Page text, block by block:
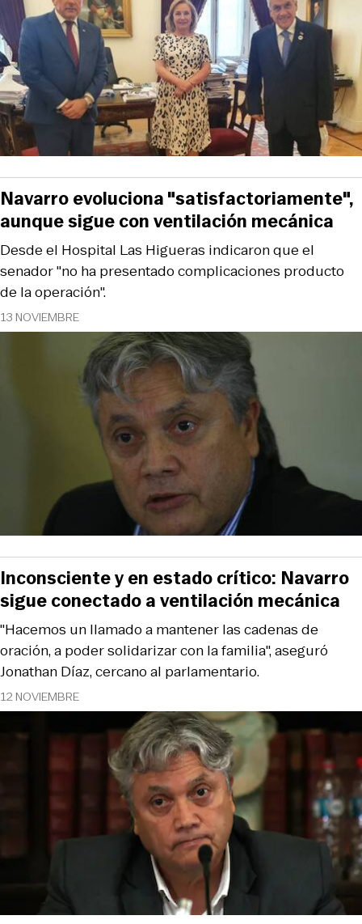
13 NOVIEMBRE
Desde el Hospital Las Higueras indicaron que el
senador "no ha presentado complicaciones producto
de la operación".
Navarro evoluciona "satisfactoriamente",
aunque sigue con ventilación mecánica
12 NOVIEMBRE
"Hacemos un llamado a mantener las cadenas de
oración, a poder solidarizar con la familia", aseguró
Jonathan Díaz, cercano al parlamentario.
Inconsciente y en estado crítico: Navarro
sigue conectado a ventilación mecánica